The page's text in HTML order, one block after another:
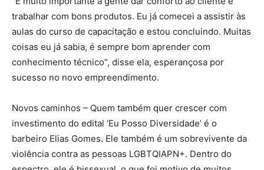
trabalhar com bons produtos. Eu já comecei a assistir às
aulas do curso de capacitação e estou concluindo. Muitas
coisas eu já sabia, é sempre bom aprender com
conhecimento técnico”, disse ela, esperançosa por
sucesso no novo empreendimento.
Novos caminhos – Quem também quer crescer com
investimento do edital ‘Eu Posso Diversidade’ é o
barbeiro Elias Gomes. Ele também é um sobrevivente da
violência contra as pessoas LGBTQIAPN+. Dentro do